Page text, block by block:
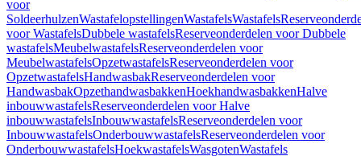
voor
SoldeerhulzenWastafelopstellingenWastafelsWastafels
voor WastafelsDubbele wastafelsReserveonderdelen voor Dubbele
wastafelsMeubelwastafelsReserveonderdelen voor
MeubelwastafelsOpzetwastafelsReserveonderdelen voor
OpzetwastafelsHandwasbakReserveonderdelen voor
HandwasbakOpzethandwasbakkenHoekhandwasbakkenHalve
inbouwwastafelsReserveonderdelen voor Halve
inbouwwastafelsInbouwwastafelsReserveonderdelen voor
InbouwwastafelsOnderbouwwastafelsReserveonderdelen voor
OnderbouwwastafelsHoekwastafelsWasgotenWastafels